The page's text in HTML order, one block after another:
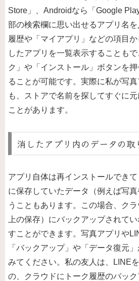
Store」、Androidなら「Google
部の検索欄に思い出せるアプリ名を
履歴や「マイアプリ」などの項目
したアプリを一覧表示することも
ク」や「インストール」ボタンを
ることが可能です。実際に私が写
も、ストアで名前を探してすぐに
ことがあります。
消したアプリ内のデータの取
アプリ自体は再インストールでき
に保存していたデータ（例えば写
うこともあります。この場合、ク
上の保存）にバックアップされて
すことができます。写真アプリや
「バックアップ」や「データ復元
みてください。私の友人は、LINE
の、クラウドにトーク履歴のバッ